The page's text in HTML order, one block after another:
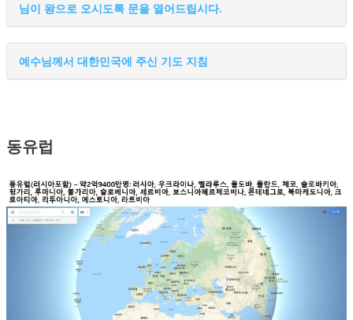
님이 왕으로 오시도록 문을 열어드립시다.
예수님께서 대한민국에 주신 기도 지침
동유럽